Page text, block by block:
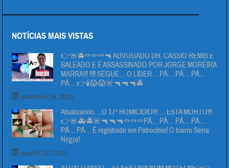
NOTÍCIAS MAIS VISTAS
👉🚨🚔⚰⚰⚰🔫 ADVOGADO DR. CÁSSIO REMIS É
BALEADO E É ASSASSINADO POR JORGE MOREIRA
MARRA!!! !!!! SEGUE… O LÍDER… PÄ… PÄ… PÁ…
PÁ… 👉🕯😱😱🚨🔫🔫🔫🚔
setembro 24, 2020
Atualizando….O 17º HOMICIDIO!!!…. ESTA MORTO!!!
👉🚨🚑🚔🚨🔫🔫🔫⚰⚰⚰PÁ… PÁ… PÁ… PÁ…
PÁ… PÁ… É registrado em Patrocínio! O bairro Serra
Negra!
agosto 13, 2020